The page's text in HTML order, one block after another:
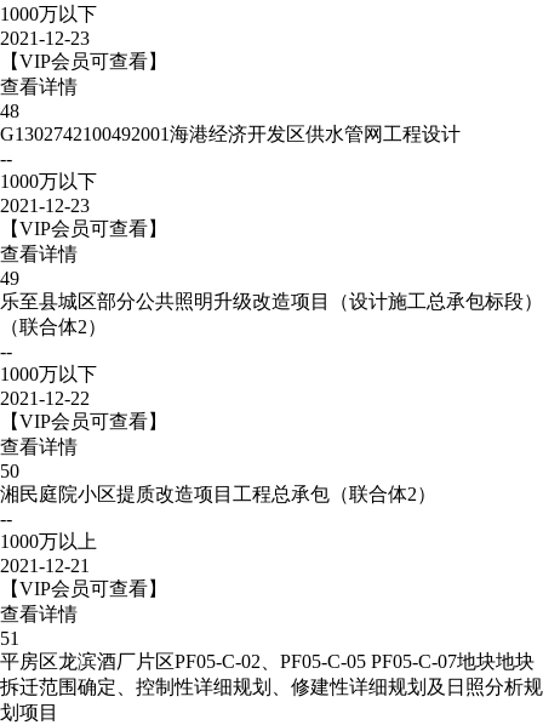
1000万以下
2021-12-23
【VIP会员可查看】
查看详情
48
G1302742100492001海港经济开发区供水管网工程设计
--
1000万以下
2021-12-23
【VIP会员可查看】
查看详情
49
乐至县城区部分公共照明升级改造项目（设计施工总承包标段）
（联合体2）
--
1000万以下
2021-12-22
【VIP会员可查看】
查看详情
50
湘民庭院小区提质改造项目工程总承包（联合体2）
--
1000万以上
2021-12-21
【VIP会员可查看】
查看详情
51
平房区龙滨酒厂片区PF05-C-02、PF05-C-05 PF05-C-07地块地块
拆迁范围确定、控制性详细规划、修建性详细规划及日照分析规
划项目